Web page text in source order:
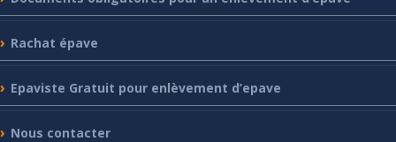
Rachat épave
Epaviste Gratuit pour enlèvement d’epave
Nous contacter